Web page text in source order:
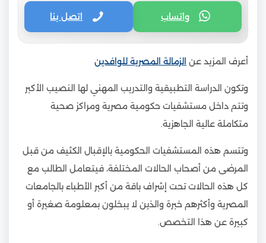
واتساب اتصل بنا
أعرف المزيد عن الزمالة المصرية للوافدين
وتكون الدراسة التطبيقية والتدريب المهني لها النصيب الأكبر
وتتم داخل مستشفيات حكومية مصرية ومراكز صحية
متكاملة عالية الجاهزية.
وتتسم هذه المستشفيات الحكومية بالإقبال الكثيف من قبل
المرضى من أصحاب الحالات المختلفة، فيتعامل الطالب مع
كل هذه الحالات تحت إشراف باقة من أكبر الأطباء بالجامعات
المصرية وأكثرهم خبرة والذين لا يبخلون بمعلومة صغيرة أو
كبيرة عن هذا التخصص.